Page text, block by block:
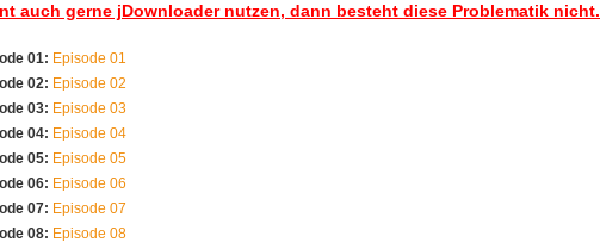
auch gerne jDownloader nutzen, dann besteht diese Problematik nicht.
01: Episode 01
02: Episode 02
03: Episode 03
04: Episode 04
05: Episode 05
06: Episode 06
07: Episode 07
08: Episode 08